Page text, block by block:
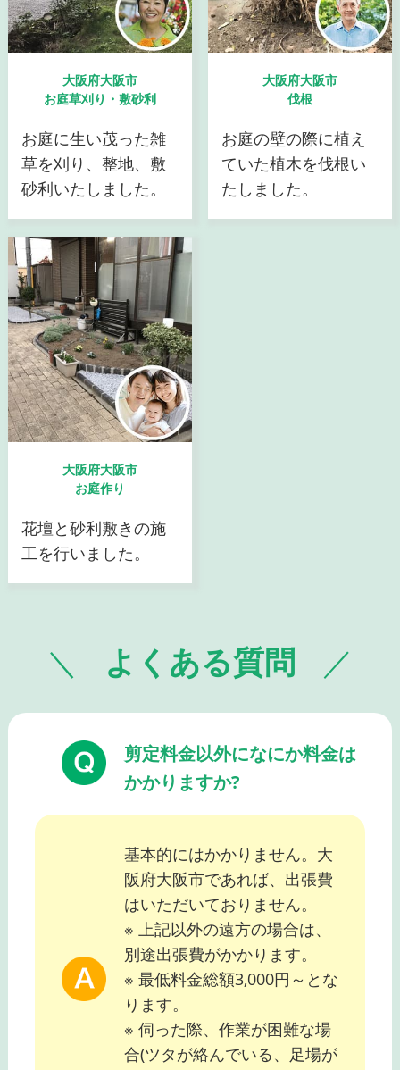
大阪府大阪市
お庭草刈り・敷砂利
お庭に生い茂った雑
草を刈り、整地、敷
砂利いたしました。
大阪府大阪市
伐根
お庭の壁の際に植え
ていた植木を伐根い
たしました。
大阪府大阪市
お庭作り
花壇と砂利敷きの施
工を行いました。
よくある質問
剪定料金以外になにか料金は
かかりますか?
基本的にはかかりません。大
阪府大阪市であれば、出張費
はいただいておりません。
※ 上記以外の遠方の場合は、
別途出張費がかかります。
※ 最低料金総額3,000円～とな
ります。
※ 伺った際、作業が困難な場
合(ツタが絡んでいる、足場が